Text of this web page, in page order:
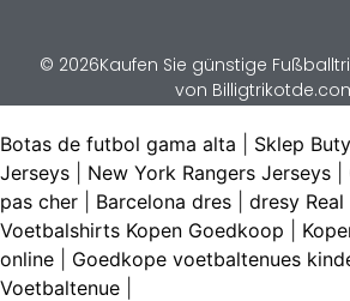
© 2026Kaufen Sie günstige
von
Botas de futbol gama alta Sklep
Jerseys
New York Rangers Jerseys
pas cher
Barcelona dres dresy
Voetbalshirts Kopen Goedkoop
online
Goedkope voetbaltenues
Voetbaltenue